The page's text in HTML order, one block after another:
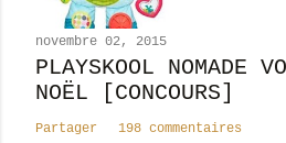
novembre 02, 2015
PLAYSKOOL NOMADE
NOËL [CONCOURS]
Partager 198 commentaires